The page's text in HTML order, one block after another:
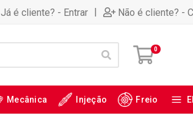
Já é cliente? - Entrar | Não é cliente? -
0
Mecânica Injeção Freio